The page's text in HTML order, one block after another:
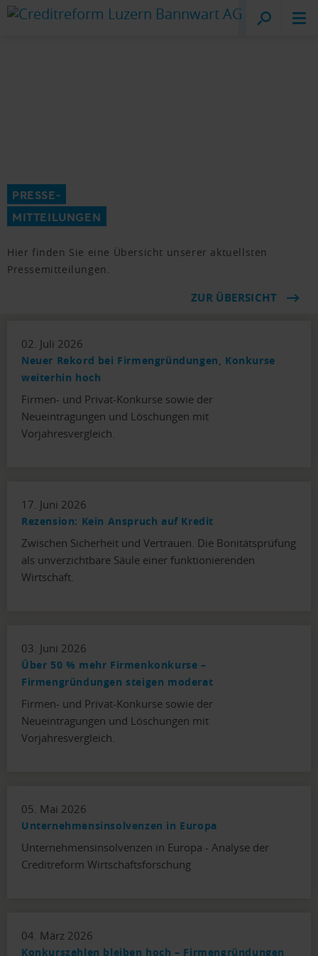
Creditreform
Luzern
PRESSE-
MITTEILUNGEN
Hier finden Sie eine Übersicht unserer aktuellsten
Pressemitteilungen.
ZUR ÜBERSICHT
02. Juli 2026
Neuer Rekord bei Firmengründungen, Konkurse
weiterhin hoch
Firmen- und Privat-Konkurse sowie der
Neueintragungen und Löschungen mit
Vorjahresvergleich.
17. Juni 2026
Rezension: Kein Anspruch auf Kredit
Zwischen Sicherheit und Vertrauen. Die Bonitätsprüfung
als unverzichtbare Säule einer funktionierenden
Wirtschaft.
03. Juni 2026
Über 50 % mehr Firmenkonkurse –
Firmengründungen steigen moderat
Firmen- und Privat-Konkurse sowie der
Neueintragungen und Löschungen mit
Vorjahresvergleich.
05. Mai 2026
Unternehmensinsolvenzen in Europa
Unternehmensinsolvenzen in Europa - Analyse der
Creditreform Wirtschaftsforschung
04. März 2026
Konkurszahlen bleiben hoch – Firmengründungen